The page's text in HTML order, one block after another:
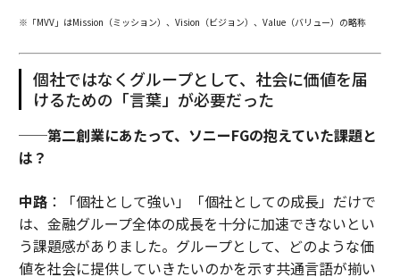
※「MVV」はMission（ミッション）、Vision（ビジョン）、Value（バリュー）の略称
個社ではなくグループとして、社会に価値を届
けるための「言葉」が必要だった
──第二創業にあたって、ソニーFGの抱えていた課題と
は？
中路：「個社として強い」「個社としての成長」だけで
は、金融グループ全体の成長を十分に加速できないとい
う課題感がありました。グループとして、どのような価
値を社会に提供していきたいのかを示す共通言語が揃い